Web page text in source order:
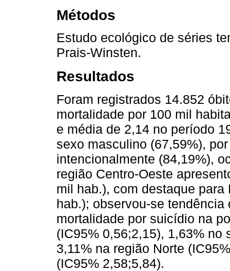
Métodos
Estudo ecológico de séries
Prais-Winsten.
Resultados
Foram registrados 14.852
mortalidade por 100 mil
e média de 2,14 no período
sexo masculino (67,59%),
intencionalmente (84,19%),
região Centro-Oeste
mil hab.), com destaque
hab.); observou-se
mortalidade por suicídio na
(IC95% 0,56;2,15), 1,63% no
3,11% na região Norte
(IC95% 2,58;5,84).